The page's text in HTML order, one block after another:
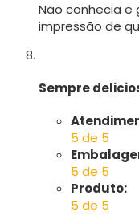
Não conhecia
impressão de
Sempre
5 de 5
5 de 5
Produto:
5 de 5